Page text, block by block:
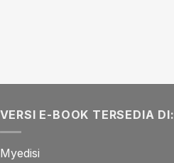
VERSI E-BOOK TERSEDIA DI:
Myedisi